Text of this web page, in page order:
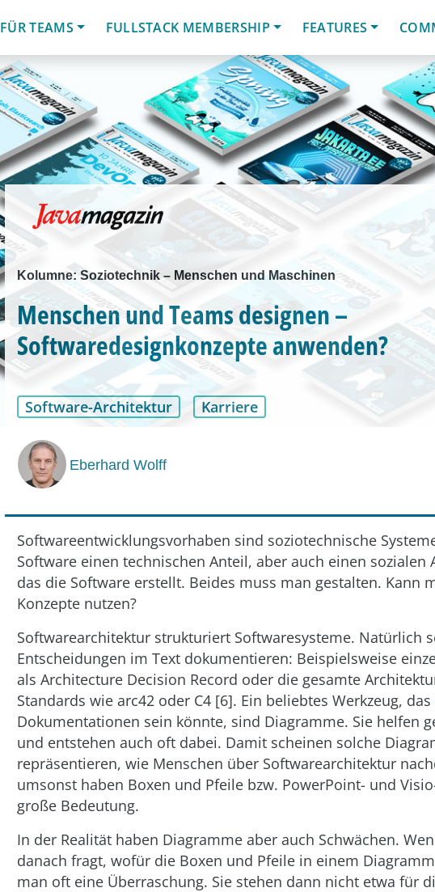
FÜR TEAMS
FULLSTACK MEMBERSHIP FEATURES
Kolumne: Soziotechnik – Menschen und Maschinen
Menschen und Teams designen –
Softwaredesignkonzepte anwenden?
Software-Architektur Karriere
Eberhard Wolff
Softwareentwicklungsvorhaben sind soziotechnische
Software einen technischen Anteil, aber auch einen sozialen
das die Software erstellt. Beides muss man gestalten. Kann
Konzepte nutzen?
Softwarearchitektur strukturiert Softwaresysteme. Natürlich
Entscheidungen im Text dokumentieren: Beispielsweise
als Architecture Decision Record oder die gesamte
Standards wie arc42 oder C4 [6]. Ein beliebtes Werkzeug,
Dokumentationen sein könnte, sind Diagramme. Sie helfen
und entstehen auch oft dabei. Damit scheinen solche
repräsentieren, wie Menschen über Softwarearchitektur
umsonst haben Boxen und Pfeile bzw. PowerPoint- und
große Bedeutung.
In der Realität haben Diagramme aber auch Schwächen.
danach fragt, wofür die Boxen und Pfeile in einem
man oft eine Überraschung. Sie stehen dann nicht etwa für